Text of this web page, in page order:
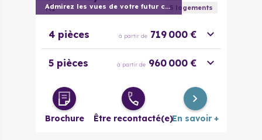
Admirez les vues de votre futur chez vou
KI 5logements
4 pièces à partir de 719 000 €
5 pièces à partir de 960 000 €
Brochure Être recontacté(e)En savoir +